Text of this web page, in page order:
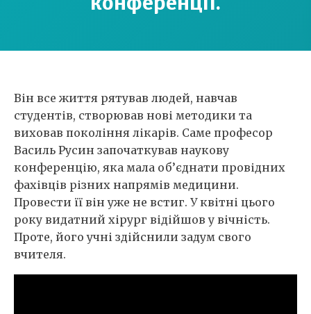
Він все життя рятував людей, навчав
студентів, створював нові методики та
виховав покоління лікарів. Саме професор
Василь Русин започаткував наукову
конференцію, яка мала об’єднати провідних
фахівців різних напрямів медицини.
Провести її він уже не встиг. У квітні цього
року видатний хірург відійшов у вічність.
Проте, його учні здійснили задум свого
вчителя.